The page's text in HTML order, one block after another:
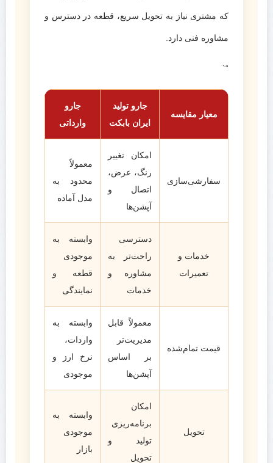
که مشتری نیاز به تحویل سریع، قطعه در دسترس و
مشاوره فنی دارد.
“`
معیار مقایسه
جارو تولید
ایران بابکت
جارو
وارداتی
سفارشی‌سازی
امکان تغییر
رنگ، عرض،
اتصال و
آپشن‌ها
معمولاً
محدود به
مدل آماده
خدمات و
تعمیرات
دسترسی
راحت‌تر به
مشاوره و
خدمات
وابسته به
موجودی
قطعه و
نمایندگی
قیمت تمام‌شده
معمولاً قابل
مدیریت‌تر
بر اساس
آپشن‌ها
وابسته به
واردات،
نرخ ارز و
موجودی
تحویل
امکان
برنامه‌ریزی
تولید و
تحویل
وابسته به
موجودی
بازار